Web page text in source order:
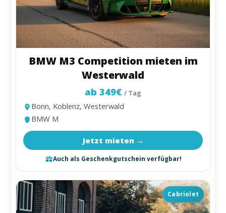
BMW M3 Competition mieten im
Westerwald
ab 349€ / Tag
Bonn, Koblenz, Westerwald
BMW M
Jetzt mieten →
Auch als Geschenkgutschein verfügbar!
Cabriolet